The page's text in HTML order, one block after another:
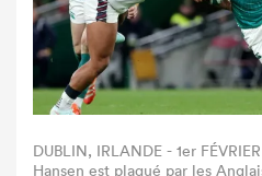
DUBLIN, IRLANDE - 1er
Hansen est plaqué par les